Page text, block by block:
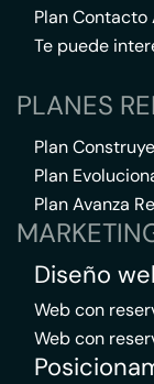
Plan Contacto
Te puede
PLANES
Plan
Plan
Plan Avanza
Diseño
Web con
Web con